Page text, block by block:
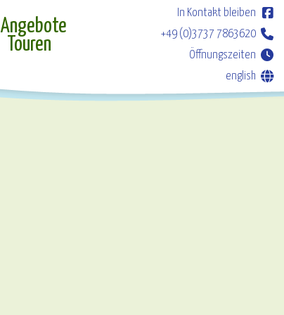
Angebote
Touren
In Kontakt bleiben
+49 (0)3737 7863620
Öffnungszeiten
english